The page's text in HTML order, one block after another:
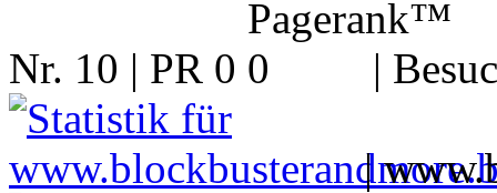
Nr. 10 | PR 0 |
|